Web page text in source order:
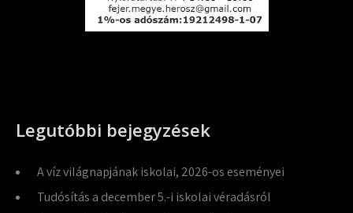
Legutóbbi bejegyzések
A víz világnapjának iskolai, 2026-os eseményei
Tudósítás a december 5.-i iskolai véradásról